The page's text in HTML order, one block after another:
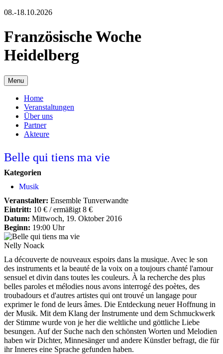
08.-18.10.2026
Französische Woche
Heidelberg
Menu
Home
Veranstaltungen
Über uns
Partner
Akteure
Belle qui tiens ma vie
Kategorien
Musik
Veranstalter: Ensemble Tunverwandte
Eintritt: 10 € / ermäßigt 8 €
Datum: Mittwoch, 19. Oktober 2016
Beginn: 19:00 Uhr
Nelly Noack
La découverte de nouveaux espoirs dans la musique. Avec le son
des instruments et la beauté de la voix on a toujours chanté l'amour
sensuel et divin dans toutes les couleurs. À la recherche des plus
belles paroles et mélodies nous avons interrogé des poètes, des
troubadours et d'autres artistes qui ont trouvé un langage pour
exprimer le fond de leurs âmes. Die Entdeckung neuer Hoffnung in
der Musik. Mit dem Klang der Instrumente und dem Schmuckwerk
der Stimme wurde von je her die weltliche und göttliche Liebe
besungen. Auf der Suche nach den schönsten Worten und Melodien
haben wir Dichter, Minnesänger und andere Künstler befragt, die für
ihr Inneres eine Sprache gefunden haben.